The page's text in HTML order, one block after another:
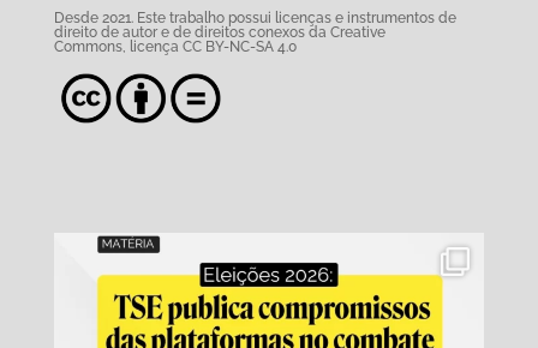
Desde 2021. Este trabalho possui licenças e instrumentos de
direito de autor e de direitos conexos da Creative
Commons,
licença CC BY-NC-SA 4.0